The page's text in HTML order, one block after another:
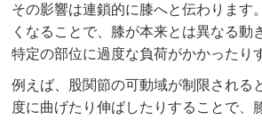
その影響は連鎖的に膝へと伝わります
くなることで、膝が本来とは異なる動
特定の部位に過度な負荷がかかったり
例えば、股関節の可動域が制限される
度に曲げたり伸ばしたりすることで、